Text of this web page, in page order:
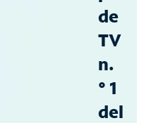
de
TV
n.
° 1
del